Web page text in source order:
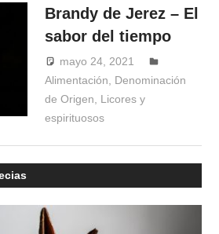
Brandy de Jerez – El
sabor del tiempo
mayo 24, 2021
Alimentación, Denominación
de Origen, Licores y
espirituosos